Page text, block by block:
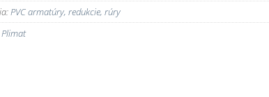
PVC armatúry, redukcie, rúry
Plimat